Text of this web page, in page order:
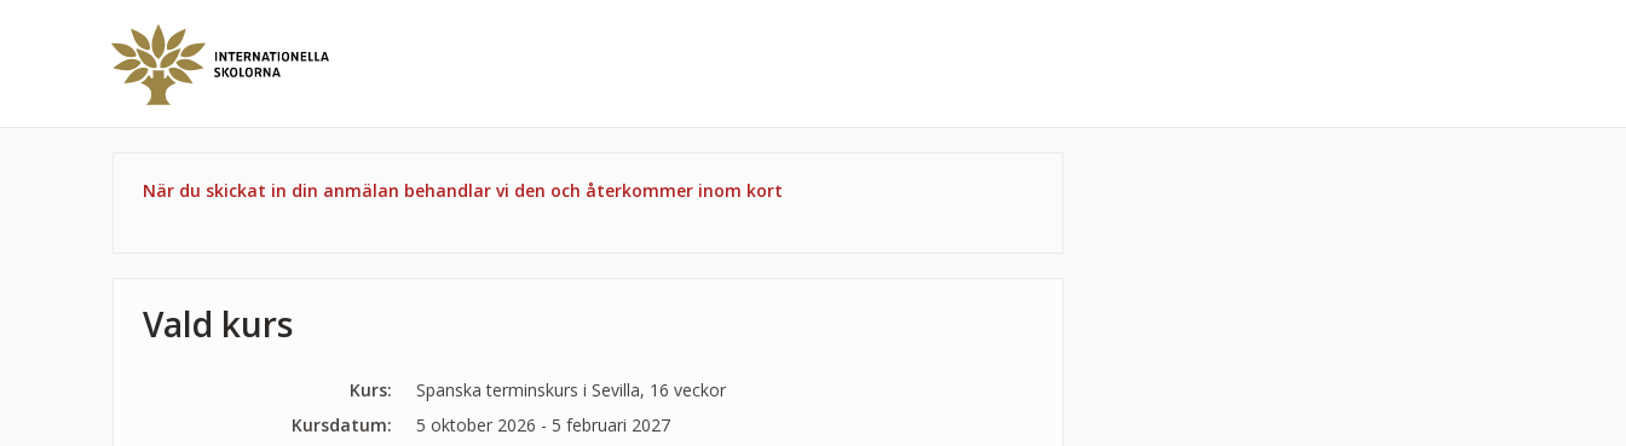
När du skickat in din anmälan behandlar vi den och återkommer inom kort
Vald kurs
Kurs:
Spanska terminskurs i Sevilla, 16 veckor
Kursdatum:
5 oktober 2026 - 5 februari 2027